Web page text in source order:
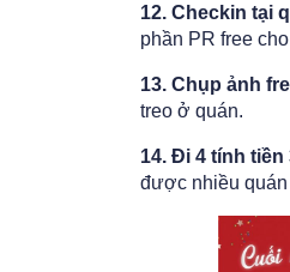
12. Checkin tại
phần PR free
13. Chụp ảnh
treo ở quán.
14. Đi 4 tính tiền
được nhiều quán